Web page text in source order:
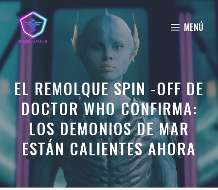
Saltar
al
contenido
MENÚ
EL REMOLQUE SPIN -OFF DE
DOCTOR WHO CONFIRMA:
LOS DEMONIOS DE MAR
ESTÁN CALIENTES AHORA